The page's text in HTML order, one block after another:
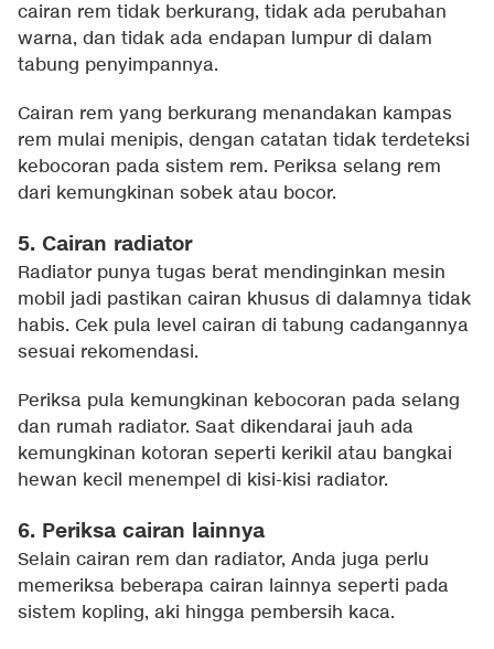
cairan rem tidak berkurang, tidak ada perubahan
warna, dan tidak ada endapan lumpur di dalam
tabung penyimpannya.
Cairan rem yang berkurang menandakan kampas
rem mulai menipis, dengan catatan tidak terdeteksi
kebocoran pada sistem rem. Periksa selang rem
dari kemungkinan sobek atau bocor.
5. Cairan radiator
Radiator punya tugas berat mendinginkan mesin
mobil jadi pastikan cairan khusus di dalamnya tidak
habis. Cek pula level cairan di tabung cadangannya
sesuai rekomendasi.
Periksa pula kemungkinan kebocoran pada selang
dan rumah radiator. Saat dikendarai jauh ada
kemungkinan kotoran seperti kerikil atau bangkai
hewan kecil menempel di kisi-kisi radiator.
6. Periksa cairan lainnya
Selain cairan rem dan radiator, Anda juga perlu
memeriksa beberapa cairan lainnya seperti pada
sistem kopling, aki hingga pembersih kaca.